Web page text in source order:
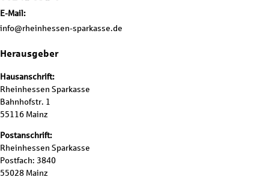
E-Mail:
info@rheinhessen-sparkasse.de
Herausgeber
Hausanschrift:
Rheinhessen Sparkasse
Bahnhofstr. 1
55116 Mainz
Postanschrift:
Rheinhessen Sparkasse
Postfach: 3840
55028 Mainz